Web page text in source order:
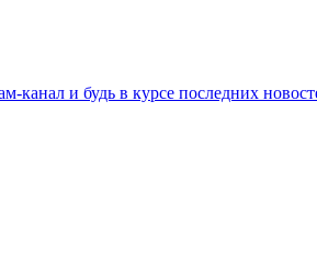
канал и будь в курсе последних